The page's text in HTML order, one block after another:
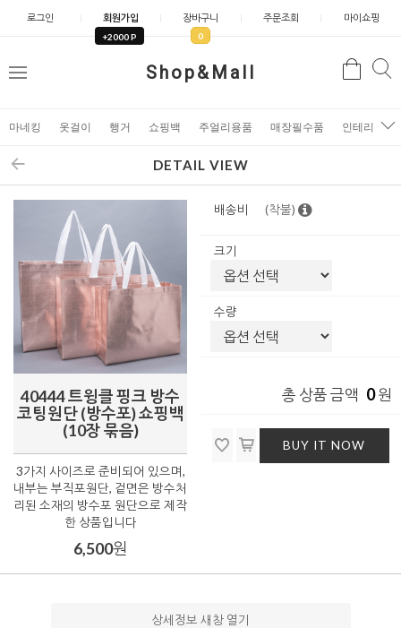
로그인 회원가입
+2000 P
장바구니
0
주문조회 마이쇼핑
Shop&Mall
메
검
마네킹 옷걸이 행거 쇼핑백 주얼리용품 매장필수품 인테리어소
DETAIL VIEW
40444 트윙클 핑크 방수
코팅원단 (방수포) 쇼핑백
(10장 묶음)
3가지 사이즈로 준비되어 있으며,
내부는 부직포원단, 겉면은 방수처
리된 소재의 방수포 원단으로 제작
한 상품입니다
6,500원
배송비 (착불)
크기
수량
총 상품 금액 0원
BUY IT NOW
상세정보 새창 열기